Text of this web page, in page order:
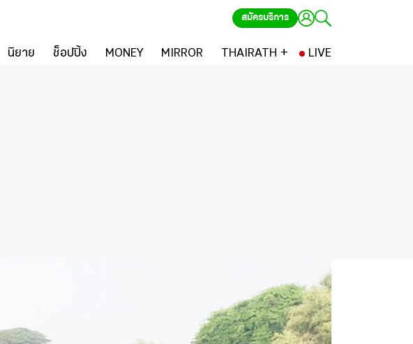
สมัครบริการ
นิยาย ช็อปปิ้ง MONEY MIRROR THAIRATH + LIVE